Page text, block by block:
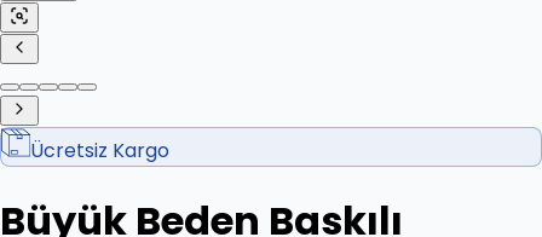
Ücretsiz Kargo
Büyük Beden Baskılı